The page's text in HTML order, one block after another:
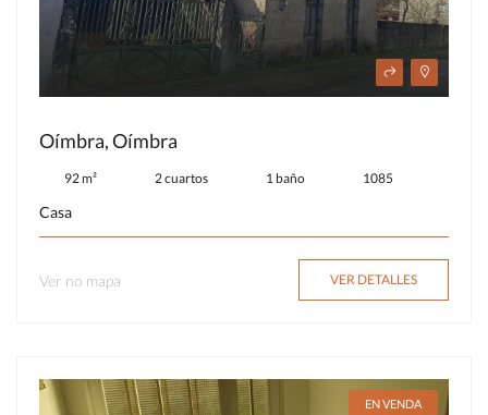
Oímbra, Oímbra
92 m² 2 cuartos 1 baño 1085
Casa
Ver no mapa VER DETALLES
EN VENDA